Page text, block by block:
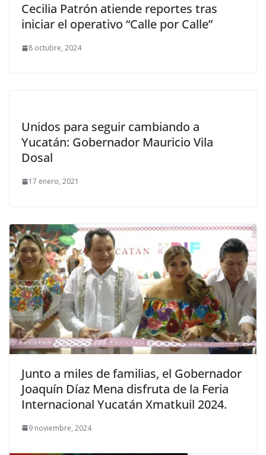
Cecilia Patrón atiende reportes tras
iniciar el operativo “Calle por Calle”
8 octubre, 2024
Unidos para seguir cambiando a
Yucatán: Gobernador Mauricio Vila
Dosal
17 enero, 2021
Junto a miles de familias, el Gobernador
Joaquín Díaz Mena disfruta de la Feria
Internacional Yucatán Xmatkuil 2024.
9 noviembre, 2024